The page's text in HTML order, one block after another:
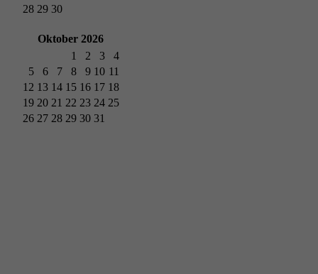
28 29 30
Oktober 2026
1
2 3
4
5
6 7 8 9 10 11
12 13 14 15 16 17 18
19 20 21 22 23 24 25
26 27 28 29 30 31